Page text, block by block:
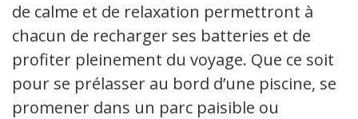
de calme et de relaxation permettront à
chacun de recharger ses batteries et de
profiter pleinement du voyage. Que ce soit
pour se prélasser au bord d’une piscine, se
promener dans un parc paisible ou